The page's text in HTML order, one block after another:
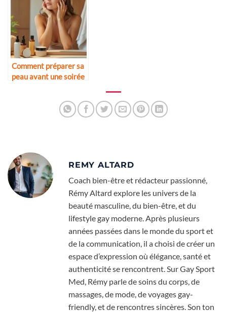
Comment préparer sa
peau avant une soirée
REMY ALTARD
Coach bien-être et rédacteur passionné,
Rémy Altard explore les univers de la
beauté masculine, du bien-être, et du
lifestyle gay moderne. Après plusieurs
années passées dans le monde du sport et
de la communication, il a choisi de créer un
espace d’expression où élégance, santé et
authenticité se rencontrent. Sur Gay Sport
Med, Rémy parle de soins du corps, de
massages, de mode, de voyages gay-
friendly, et de rencontres sincères. Son ton